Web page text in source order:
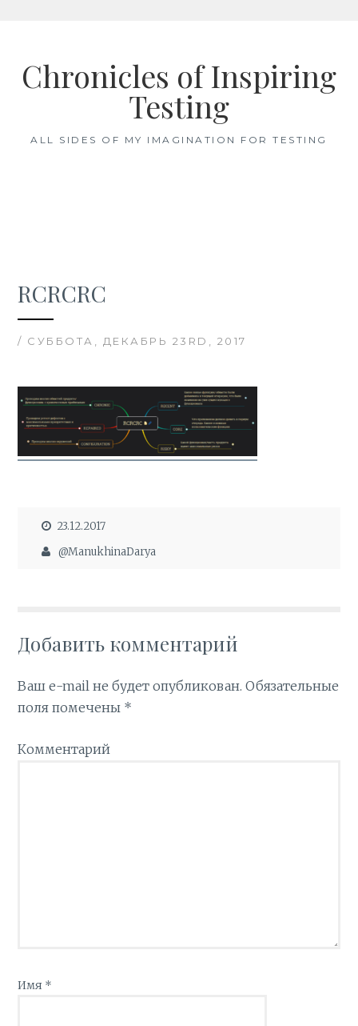
content
Chronicles of Inspiring
Testing
ALL SIDES OF MY IMAGINATION FOR TESTING
RCRCRC
/ СУББОТА, ДЕКАБРЬ 23RD, 2017
23.12.2017
@ManukhinaDarya
Добавить комментарий
Ваш e-mail не будет опубликован. Обязательные
поля помечены *
Комментарий
Имя *